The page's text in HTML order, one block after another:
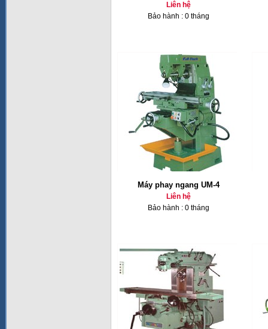
Liên hệ
Bảo hành : 0 tháng
Máy phay ngang UM-4
Liên hệ
Bảo hành : 0 tháng